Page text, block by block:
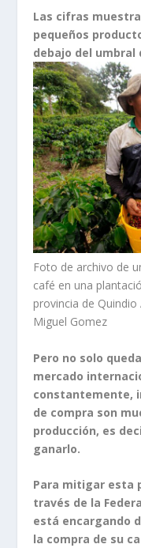
Las cifras
pequeños
debajo del umbral
Foto de archivo de
café en una
provincia de Quindio
Miguel Gomez
Pero no solo
mercado
constantemente,
de compra son
producción, es
ganarlo.
Para mitigar esta
través de la
está encargando
la compra de su